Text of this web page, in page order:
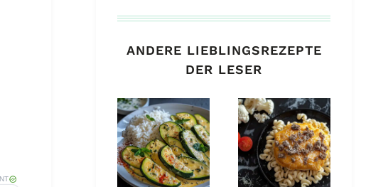
ANDERE LIEBLINGSREZEPTE
DER LESER